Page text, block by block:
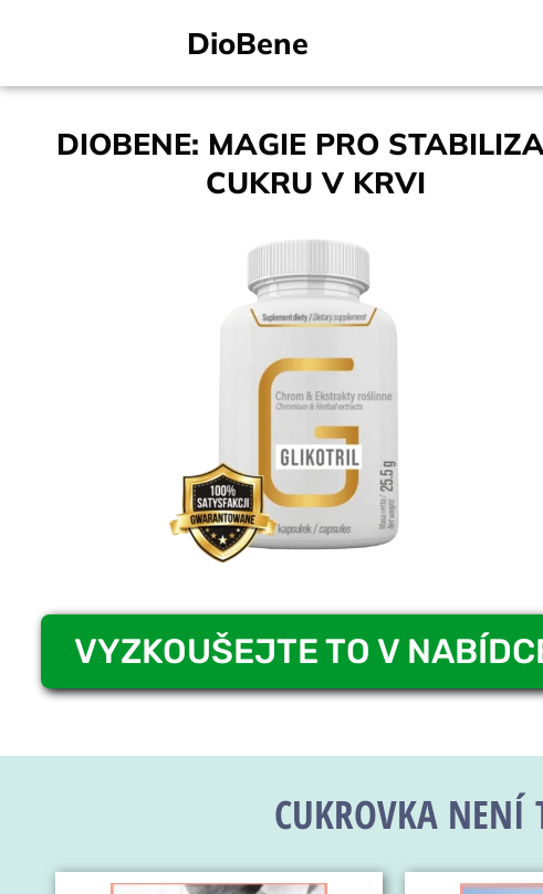
DioBene
DIOBENE: MAGIE PRO
CUKRU V KRVI
VYZKOUŠEJTE TO V
CUKROVKA NENÍ